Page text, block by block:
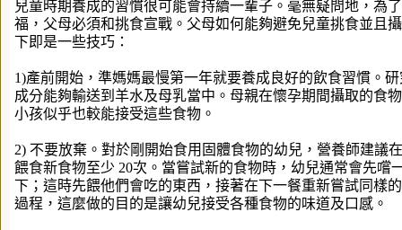
兒童時期養成的習慣很可能會持續一輩子。毫無疑問地，為
福，父母必須和挑食宣戰。父母如何能夠避免兒童挑食並且
下即是一些技巧：
1)產前開始，準媽媽最慢第一年就要養成良好的飲食習慣。
成分能夠輸送到羊水及母乳當中。母親在懷孕期間攝取的食
小孩似乎也較能接受這些食物。
2) 不要放棄。對於剛開始食用固體食物的幼兒，營養師建議
餵食新食物至少 20次。當嘗試新的食物時，幼兒通常會先嚐
下；這時先餵他們會吃的東西，接著在下一餐重新嘗試同樣
過程，這麼做的目的是讓幼兒接受各種食物的味道及口感。